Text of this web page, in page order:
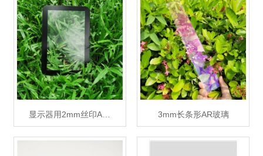
显示器用2mm丝印A… 3mm长条形AR玻璃